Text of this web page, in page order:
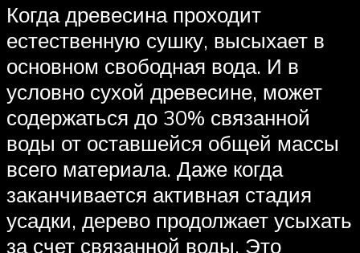
Когда древесина проходит
естественную сушку, высыхает в
основном свободная вода. И в
условно сухой древесине, может
содержаться до 30% связанной
воды от оставшейся общей массы
всего материала. Даже когда
заканчивается активная стадия
усадки, дерево продолжает усыхать
за счет связанной воды. Это